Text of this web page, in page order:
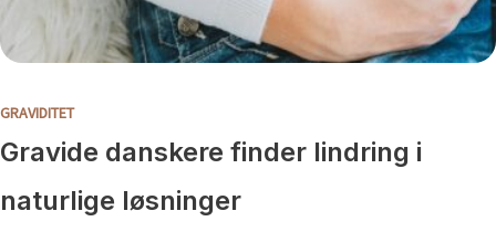
GRAVIDITET
Gravide danskere finder lindring i
naturlige løsninger